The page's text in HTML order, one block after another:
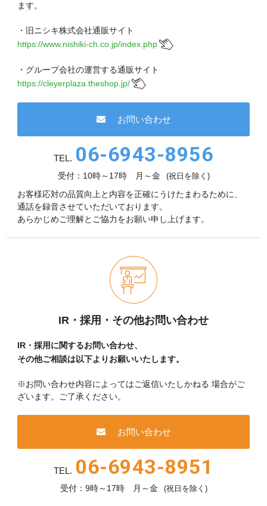
ます。
・旧ニシキ株式会社通販サイト
https://www.nishiki-ch.co.jp/index.php
・グループ会社の運営する通販サイト
https://cleyerplaza.theshop.jp/
お問い合わせ
TEL. 06-6943-8956
受付：10時～17時 月～金 (祝日を除く)
お客様応対の品質向上と内容を正確にうけたまわるために、
通話を録音させていただいております。
あらかじめご理解とご協力をお願い申し上げます。
IR・採用・その他お問い合わせ
IR・採用に関するお問い合わせ、
その他ご相談は以下よりお願いいたします。
※お問い合わせ内容によってはご返信いたしかねる 場合がご
ざいます。ご了承ください。
お問い合わせ
TEL. 06-6943-8951
受付：9時～17時 月～金 (祝日を除く)
06-6943-8951
※祝日を除く
メールでのお問い合わせ